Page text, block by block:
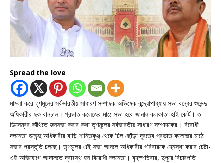
Spread the love
মামলা করে তৃণমূলের সর্বভারতীয় সাধারণ সম্পাদক অভিষেক বন্দ্যোপাধ্যায় সভা বন্ধের শুভেন্দু
অধিকারীর ছক বানচাল। প্রভাত কলেজের মাঠে সভা হবে-জানাল কলকাতা হাই কোর্ট। ৩
ডিসেম্বর কাঁথিতে জনসভা করার কথা তৃণমূলের সর্বভারতীয় সাধারণ সম্পাদকের। বিরোধী
দলনেতা শুভেন্দু অধিকারীর বাড়ি শান্তিকুঞ্জ থেকে ঢিল ছোঁড়া দূরত্বে প্রভাত কলেজের মাঠে
সভার প্রস্তুতি চলছে। তৃণমূলের এই সভা আসলে অধিকারীর পরিবারকে হেনস্থা করার চেষ্টা-
এই অভিযোগে আদালতে দ্বারস্থ হন বিরোধী দলনেতা। বৃহস্পতিবার, দুপুরে বিচারপতি